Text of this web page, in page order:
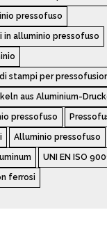
pressofuso
alluminio pressofuso
stampi per
aus Aluminium-
pressofuso
Alluminio pressofuso
UNI EN ISO
ferrosi